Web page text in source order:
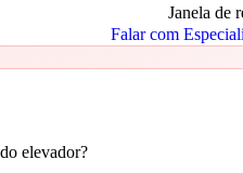
Janela de
Falar com
elevador?